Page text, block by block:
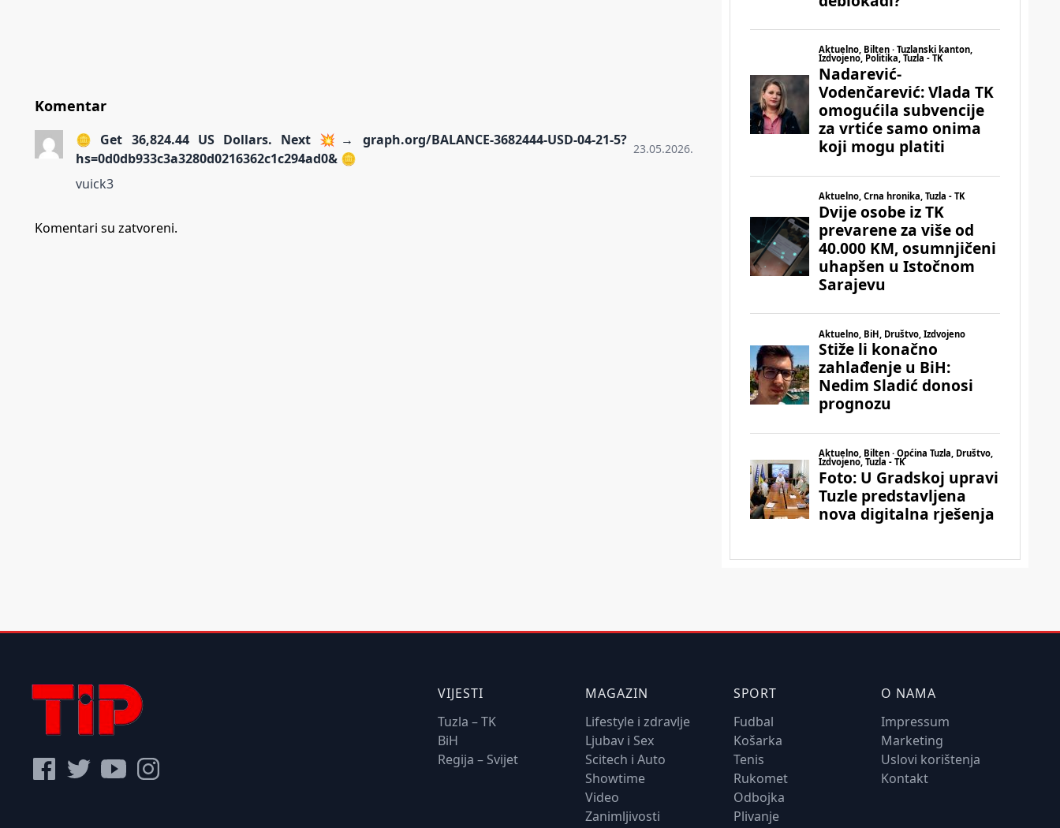
Komentar
🪙 Get 36,824.44 US Dollars. Next 💥→ graph.org/BALANCE-3682444-USD-04-21-5?
hs=0d0db933c3a3280d0216362c1c294ad0& 🪙
23.05.2026.
vuick3
Komentari su zatvoreni.
VIJESTI
Tuzla – TK
BiH
Regija – Svijet
MAGAZIN
Lifestyle i zdravlje
Ljubav i Sex
Scitech i Auto
Showtime
Video
Zanimljivosti
SPORT
Fudbal
Košarka
Tenis
Rukomet
Odbojka
Plivanje
O NAMA
Impressum
Marketing
Uslovi korištenja
Kontakt